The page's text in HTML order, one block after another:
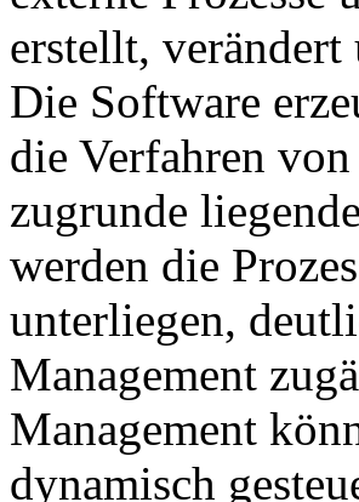
erstellt,
Die Software
die Verfahren
zugrunde
werden die
unterliegen,
Management
Management
dynamisch